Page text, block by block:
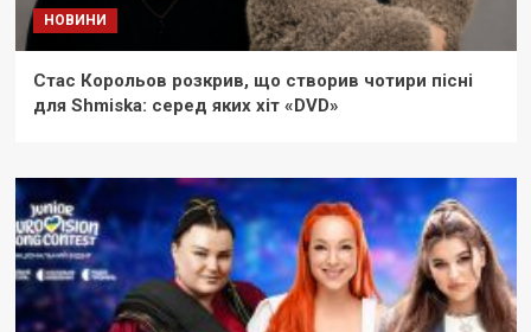
НОВИНИ
Стас Корольов розкрив, що створив чотири пісні
для Shmiska: серед яких хіт «DVD»